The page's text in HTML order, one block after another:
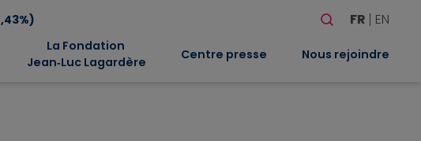
Rechercher
FR EN
La Fondation
Jean‑Luc Lagardère
Centre presse Nous rejoindre